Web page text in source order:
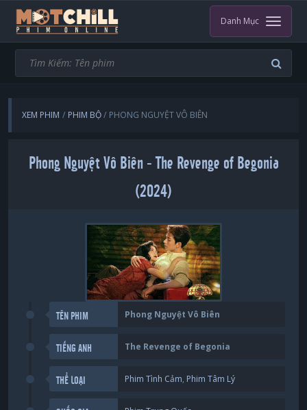
Danh Mục
XEM PHIM PHIM BỘ PHONG NGUYỆT VÔ BIÊN
Phong Nguyệt Vô Biên - The Revenge of Begonia
(2024)
TÊN PHIM Phong Nguyệt Vô Biên
TIẾNG ANH The Revenge of Begonia
THỂ LOẠI Phim Tình Cảm, Phim Tâm Lý